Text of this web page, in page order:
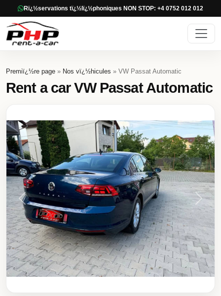
Rï¿½servations tï¿½lï¿½phoniques NON STOP: +4 0752 012 012
Premiï¿½re page » Nos vï¿½hicules » VW Passat Automatic
Rent a car VW Passat Automatic
Previous Next